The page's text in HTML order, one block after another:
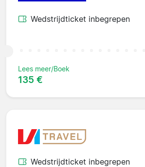
Wedstrijdticket inbegrepen
Lees meer/Boek
135 €
Wedstrijdticket inbegrepen